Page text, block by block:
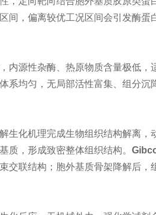
间，偏离较优工况区间会引发酶
源性杂酶、热原物质含量极低，
系均匀，无局部活性富集、组分
化机理完成生物组织结构解离，
质，形成致密整体组织结构。
交联结构；胞外基质骨架降解后